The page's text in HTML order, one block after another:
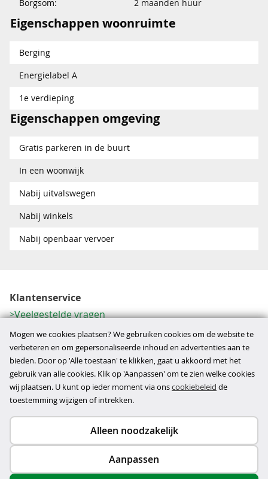
Borgsom:
2 maanden huur
Eigenschappen woonruimte
Berging
Energielabel A
1e verdieping
Eigenschappen omgeving
Gratis parkeren in de buurt
In een woonwijk
Nabij uitvalswegen
Nabij winkels
Nabij openbaar vervoer
Klantenservice
Veelgestelde vragen
Contactformulier
Herroeping
Over ons
Bedrijfsgegevens
Werkwijze
Copyright © 2026
Mogen we cookies plaatsen? We gebruiken cookies om de website te
verbeteren en om gepersonaliseerde inhoud en advertenties aan te
bieden. Door op 'Alle toestaan' te klikken, gaat u akkoord met het
gebruik van alle cookies. Klik op 'Aanpassen' om te zien welke cookies
wij plaatsen. U kunt op ieder moment via onscookiebeleid de
toestemming wijzigen of intrekken.
Alleen noodzakelijk
Aanpassen